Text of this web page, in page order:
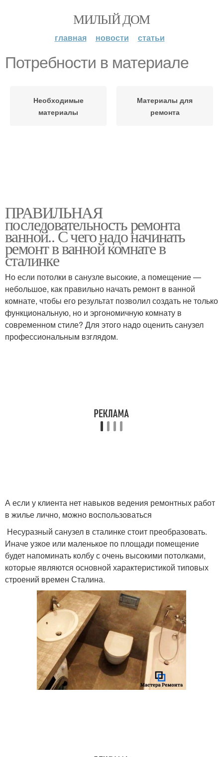
МИЛЫЙ ДОМ
главная новости статьи
Потребности в материале
Необходимые
материалы
Материалы для
ремонта
ПРАВИЛЬНАЯ
последовательность ремонта
ванной.. С чего надо начинать
ремонт в ванной комнате в
сталинке
Но если потолки в санузле высокие, а помещение —
небольшое, как правильно начать ремонт в ванной
комнате, чтобы его результат позволил создать не только
функциональную, но и эргономичную комнату в
современном стиле? Для этого надо оценить санузел
профессиональным взглядом.
А если у клиента нет навыков ведения ремонтных работ
в жилье лично, можно воспользоваться
Несуразный санузел в сталинке стоит преобразовать.
Иначе узкое или маленькое по площади помещение
будет напоминать колбу с очень высокими потолками,
которые являются основной характеристикой типовых
строений времен Сталина.